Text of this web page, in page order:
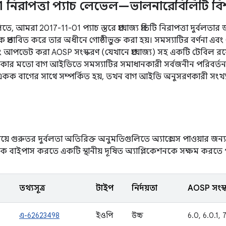
নিরাপত্তা প্যাচ লেভেল—ভালনারেবিলিটি
আমরা 2017-11-01 প্যাচ স্তরে প্রযোজ্য প্রতিটি নিরাপত্তা দুর্বলতার
করে তার অধীনে গোষ্ঠীভুক্ত করা হয়। সমস্যাটির বর্ণনা এবং
করা AOSP সংস্করণ (যেখানে প্রযোজ্য) সহ একটি টেবিল
মতো বাগ আইডিতে সমস্যাটির সমাধানকারী সর্বজনীন
বাগের সাথে সম্পর্কিত হয়, তখন বাগ আইডি অনুসরণকারী
গুরুতর দুর্বলতা অতিরিক্ত অনুমতিগুলিতে অ্যাক্সেস পাওয়ার
বাইপাস করতে একটি স্থানীয় দূষিত অ্যাপ্লিকেশনকে সক্ষম করতে
তথ্যসূত্র টাইপ নির্দয়তা AOSP
এ-62623498 ইওপি উচ্চ 6.0, 6.0.1,